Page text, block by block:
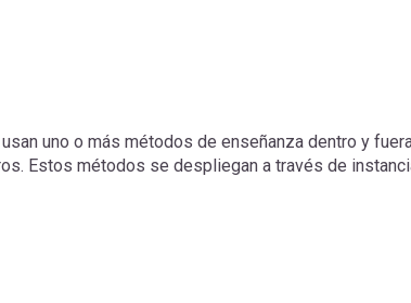
uno o más métodos de enseñanza dentro y
Estos métodos se despliegan a través de